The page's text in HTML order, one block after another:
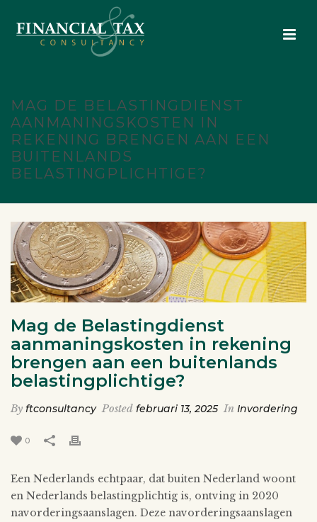
MAG DE BELASTINGDIENST
AANMANINGSKOSTEN IN
REKENING BRENGEN AAN EEN
BUITENLANDS
BELASTINGPLICHTIGE?
Mag de Belastingdienst
aanmaningskosten in rekening
brengen aan een buitenlands
belastingplichtige?
By ftconsultancy Posted februari 13, 2025 In Invordering
0
Een Nederlands echtpaar, dat buiten Nederland woont
en Nederlands belastingplichtig is, ontving in 2020
navorderingsaanslagen. Deze navorderingsaanslagen